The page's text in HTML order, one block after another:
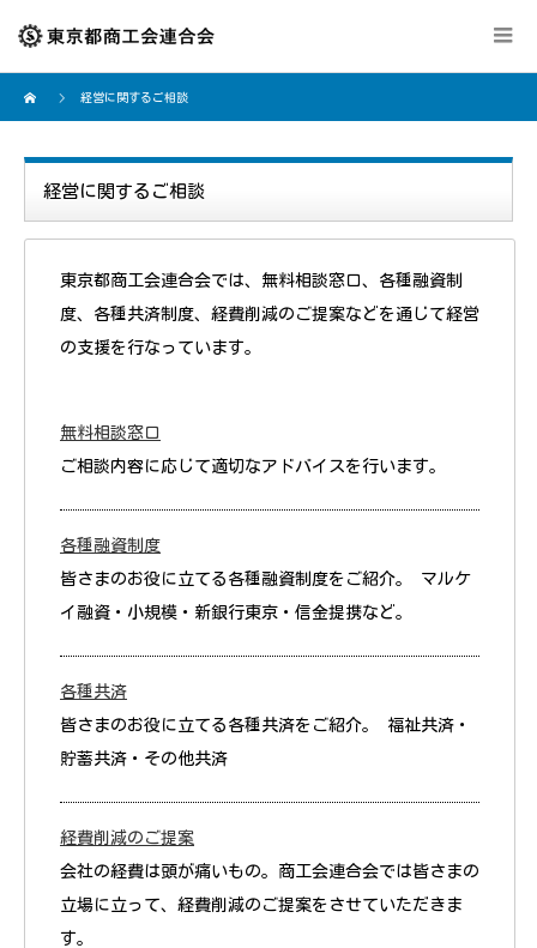
経営に関するご相談
経営に関するご相談
東京都商工会連合会では、無料相談窓口、各種融資制
度、各種共済制度、経費削減のご提案などを通じて経営
の支援を行なっています。
無料相談窓口
ご相談内容に応じて適切なアドバイスを行います。
各種融資制度
皆さまのお役に立てる各種融資制度をご紹介。 マルケ
イ融資・小規模・新銀行東京・信金提携など。
各種共済
皆さまのお役に立てる各種共済をご紹介。 福祉共済・
貯蓄共済・その他共済
経費削減のご提案
会社の経費は頭が痛いもの。商工会連合会では皆さまの
立場に立って、経費削減のご提案をさせていただきま
す。